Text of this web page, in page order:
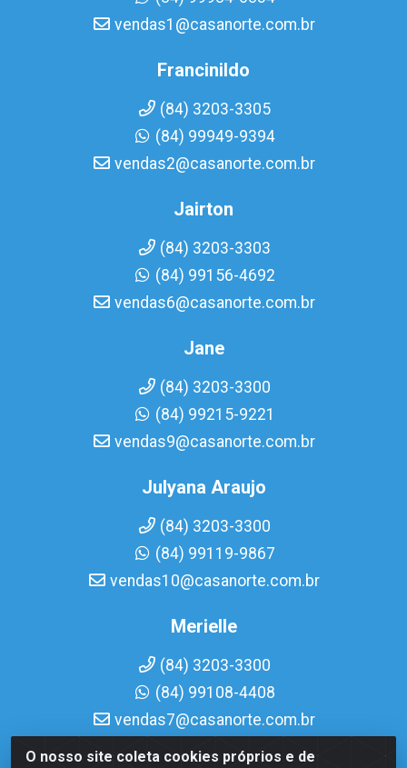
O nosso site coleta cookies próprios e de
vendas1@casanorte.com.br
Francinildo
(84) 3203-3305
(84) 99949-9394
vendas2@casanorte.com.br
Jairton
(84) 3203-3303
(84) 99156-4692
vendas6@casanorte.com.br
Jane
(84) 3203-3300
(84) 99215-9221
vendas9@casanorte.com.br
Julyana Araujo
(84) 3203-3300
(84) 99119-9867
vendas10@casanorte.com.br
Merielle
(84) 3203-3300
(84) 99108-4408
vendas7@casanorte.com.br